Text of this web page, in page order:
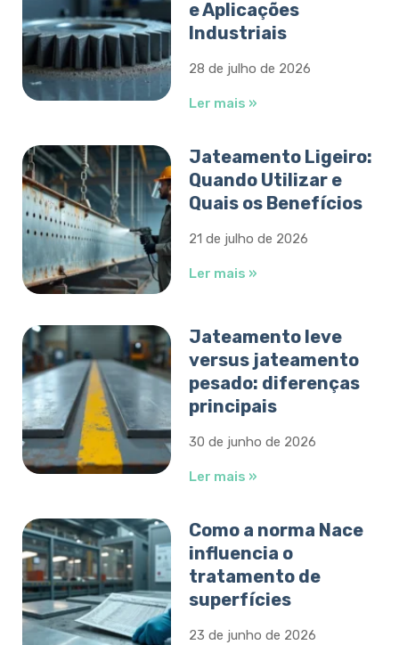
e Aplicações
Industriais
28 de julho de 2026
Ler mais »
Jateamento Ligeiro:
Quando Utilizar e
Quais os Benefícios
21 de julho de 2026
Ler mais »
Jateamento leve
versus jateamento
pesado: diferenças
principais
30 de junho de 2026
Ler mais »
Como a norma Nace
influencia o
tratamento de
superfícies
23 de junho de 2026